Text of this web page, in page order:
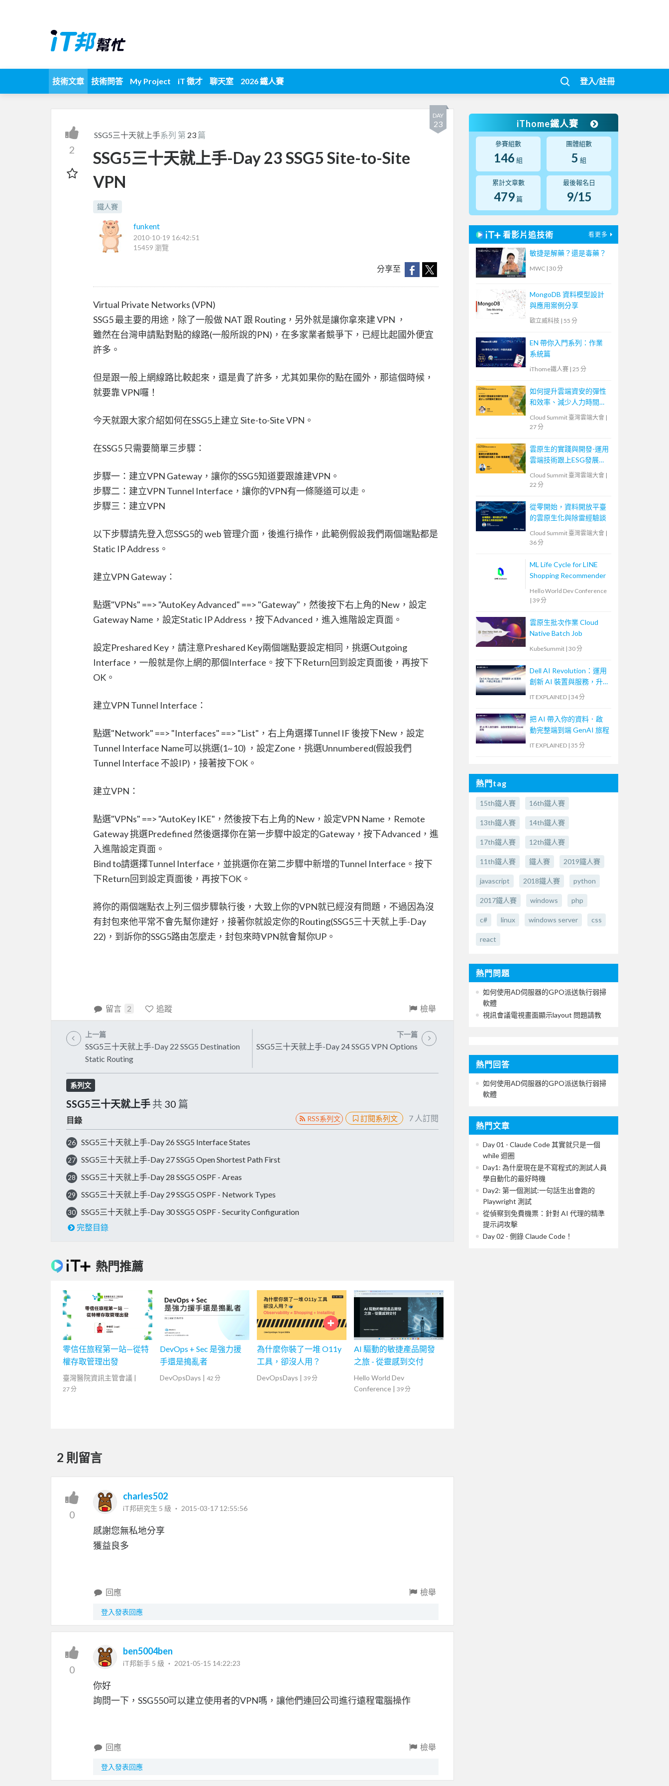
技術文章 技術問答 My Project iT 徵才 聊天室 2026 鐵人賽 登入/註冊
DAY
23
2
SSG5三十天就上手系列 第 23 篇
SSG5三十天就上手-Day 23 SSG5 Site-to-Site
VPN
鐵人賽
funkent
2010-10-19 16:42:51
15459 瀏覽
分享至
Virtual Private Networks (VPN)
SSG5 最主要的用途，除了一般做 NAT 跟 Routing，另外就是讓你拿來建 VPN ，
雖然在台灣申請點對點的線路(一般所說的PN)，在多家業者競爭下，已經比起國外便宜
許多。
但是跟一般上網線路比較起來，還是貴了許多，尤其如果你的點在國外，那這個時候，
就要靠 VPN囉！
今天就跟大家介紹如何在SSG5上建立 Site-to-Site VPN。
在SSG5 只需要簡單三步驟：
步驟一：建立VPN Gateway，讓你的SSG5知道要跟誰建VPN。
步驟二：建立VPN Tunnel Interface，讓你的VPN有一條隧道可以走。
步驟三：建立VPN
以下步驟請先登入您SSG5的 web 管理介面，後進行操作，此範例假設我們兩個端點都是
Static IP Address。
建立VPN Gateway：
點選"VPNs" ==> "AutoKey Advanced" ==> "Gateway"，然後按下右上角的New，設定
Gateway Name，設定Static IP Address，按下Advanced，進入進階設定頁面。
設定Preshared Key，請注意Preshared Key兩個端點要設定相同，挑選Outgoing
Interface，一般就是你上網的那個Interface。按下下Return回到設定頁面後，再按下
OK。
建立VPN Tunnel Interface：
點選"Network" ==> "Interfaces" ==> "List"，右上角選擇Tunnel IF 後按下New，設定
Tunnel Interface Name可以挑選(1~10) ，設定Zone，挑選Unnumbered(假設我們
Tunnel Interface 不設IP)，接著按下OK。
建立VPN：
點選"VPNs" ==> "AutoKey IKE"，然後按下右上角的New，設定VPN Name，Remote
Gateway 挑選Predefined 然後選擇你在第一步驟中設定的Gateway，按下Advanced，進
入進階設定頁面。
Bind to請選擇Tunnel Interface，並挑選你在第二步驟中新增的Tunnel Interface。按下
下Return回到設定頁面後，再按下OK。
將你的兩個端點衣上列三個步驟執行後，大致上你的VPN就已經沒有問題，不過因為沒
有封包來他平常不會先幫你建好，接著你就設定你的Routing(SSG5三十天就上手-Day
22)，到訴你的SSG5路由怎麼走，封包來時VPN就會幫你UP。
留言 2 追蹤 檢舉
上一篇
SSG5三十天就上手-Day 22 SSG5 Destination
Static Routing
下一篇
SSG5三十天就上手-Day 24 SSG5 VPN Options
系列文
SSG5三十天就上手 共 30 篇
目錄 RSS系列文 訂閱系列文 7 人訂閱
26 SSG5三十天就上手-Day 26 SSG5 Interface States
27 SSG5三十天就上手-Day 27 SSG5 Open Shortest Path First
28 SSG5三十天就上手-Day 28 SSG5 OSPF - Areas
29 SSG5三十天就上手-Day 29 SSG5 OSPF - Network Types
30
SSG5三十天就上手-Day 30 SSG5 OSPF - Security Configuration
完整目錄
熱門推薦
零信任旅程第一站—從特
權存取管理出發
臺灣醫院資訊主管會議 |
27 分
DevOps + Sec 是強力援
手還是搗亂者
DevOpsDays | 42 分
為什麼你裝了一堆 O11y
工具，卻沒人用？
DevOpsDays | 39 分
AI 驅動的敏捷產品開發
之旅 - 從靈感到交付
Hello World Dev
Conference | 39 分
2 則留言
0
charles502
iT邦研究生 5 級 ‧ 2015-03-17 12:55:56
感謝您無私地分享
獲益良多
回應 檢舉
登入發表回應
0
ben5004ben
iT邦新手 5 級 ‧ 2021-05-15 14:22:23
你好
詢問一下，SSG550可以建立使用者的VPN嗎，讓他們連回公司進行遠程電腦操作
回應 檢舉
登入發表回應
iThome鐵人賽
參賽組數
146 組
團體組數
5 組
累計文章數
479 篇
最後報名日
9/15
看影片追技術 看更多
敏捷是解藥？還是毒藥？
MWC | 30 分
MongoDB 資料模型設計
與應用案例分享
歐立威科技 | 55 分
EN 帶你入門系列：作業
系統篇
iThome鐵人賽 | 25 分
如何提升雲端資安的彈性
和效率、減少人力時間與
Cloud Summit 臺灣雲端大會 |
27 分
雲原生的實踐與開發-運用
雲端技術跟上ESG發展趨
Cloud Summit 臺灣雲端大會 |
22 分
從零開始，資料開放平臺
的雲原生化與除雷經驗談
Cloud Summit 臺灣雲端大會 |
36 分
ML Life Cycle for LINE
Shopping Recommender
Hello World Dev Conference
| 39 分
雲原生批次作業 Cloud
Native Batch Job
KubeSummit | 30 分
Dell AI Revolution：運用
創新 AI 裝置與服務，升
IT EXPLAINED | 34 分
把 AI 帶入你的資料．啟
動完整端到端 GenAI 旅程
IT EXPLAINED | 35 分
熱門tag
15th鐵人賽 16th鐵人賽
13th鐵人賽 14th鐵人賽
17th鐵人賽 12th鐵人賽
11th鐵人賽 鐵人賽 2019鐵人賽
javascript 2018鐵人賽 python
2017鐵人賽 windows php
c# linux windows server css
react
熱門問題
如何使用AD伺服器的GPO派送執行弱掃
軟體
視訊會議電視畫面顯示layout 問題請教
熱門回答
如何使用AD伺服器的GPO派送執行弱掃
軟體
熱門文章
Day 01 - Claude Code 其實就只是一個
while 迴圈
Day1: 為什麼現在是不寫程式的測試人員
學自動化的最好時機
Day2: 第一個測試:一句話生出會跑的
Playwright 測試
從偵察到免費機票：針對 AI 代理的精準
提示詞攻擊
Day 02 - 側錄 Claude Code！